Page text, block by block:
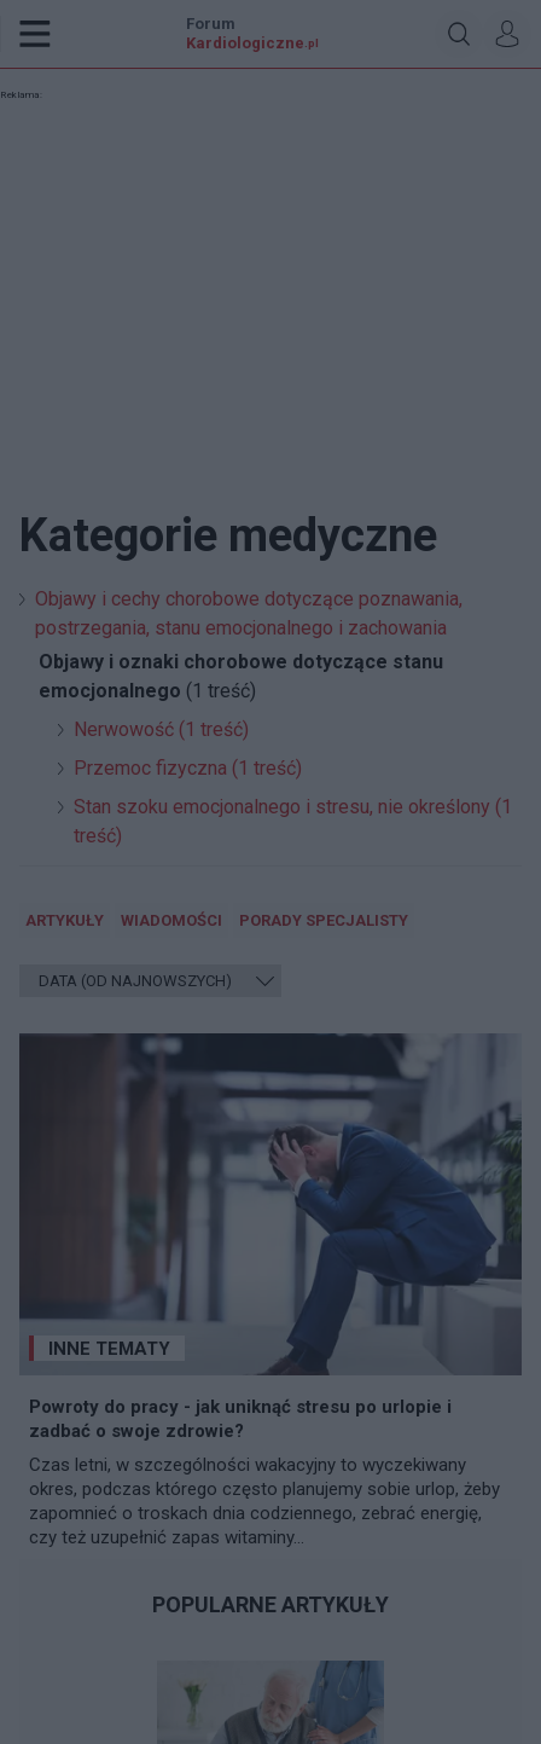
Forum
Kardiologiczne .pl
Reklama:
Kategorie medyczne
Objawy i cechy chorobowe dotyczące poznawania,
postrzegania, stanu emocjonalnego i zachowania
Objawy i oznaki chorobowe dotyczące stanu
emocjonalnego (1 treść)
Nerwowość (1 treść)
Przemoc fizyczna (1 treść)
Stan szoku emocjonalnego i stresu, nie określony (1
treść)
ARTYKUŁY WIADOMOŚCI PORADY SPECJALISTY
INNE TEMATY
Powroty do pracy - jak uniknąć stresu po urlopie i
zadbać o swoje zdrowie?
Czas letni, w szczególności wakacyjny to wyczekiwany
okres, podczas którego często planujemy sobie urlop, żeby
zapomnieć o troskach dnia codziennego, zebrać energię,
czy też uzupełnić zapas witaminy...
POPULARNE ARTYKUŁY